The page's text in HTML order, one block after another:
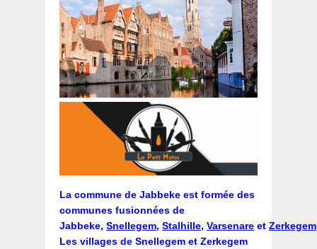
La commune de Jabbeke est formée des
communes fusionnées de
Jabbeke, Snellegem, Stalhille, Varsenare et Zerkegem
Les villages de Snellegem et Zerkegem